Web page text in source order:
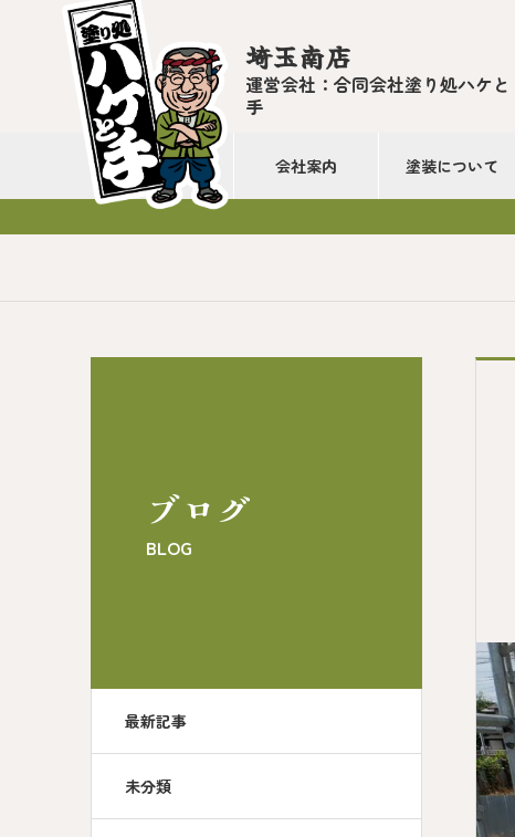
埼玉南店
運営会社：合同会社塗り処ハケと
手
会社案内 塗装について
ブログ
BLOG
最新記事
未分類